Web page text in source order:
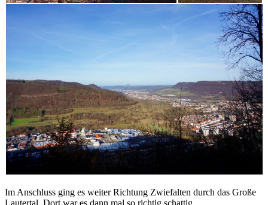
Im Anschluss ging es weiter Richtung Zwiefalten durch das Große
Lautertal. Dort war es dann mal so richtig schattig.